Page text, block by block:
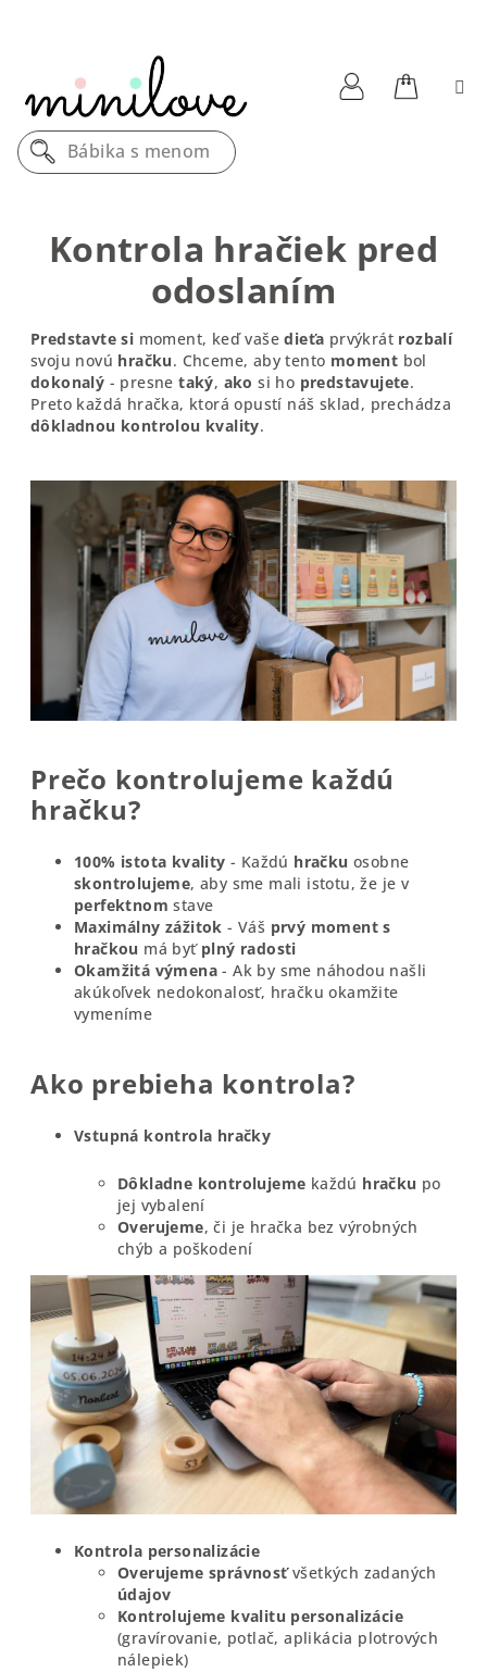
Bábika s menom
Kontrola hračiek pred
odoslaním
Predstavte si moment, keď vašedieťa prvýkrát rozbalí
svoju novú hračku. Chceme, aby tento moment bol
dokonalý - presnetaký, ako si ho predstavujete.
Preto každá hračka, ktorá opustí náš sklad, prechádza
dôkladnou kontrolou kvality.
Prečo kontrolujeme každú
hračku?
100% istota kvality - Každú hračku osobne
skontrolujeme, aby sme mali istotu, že je v
perfektnom stave
Maximálny zážitok - Váš prvý moment s
hračkou má byť plný radosti
Okamžitá výmena - Ak by sme náhodou našli
akúkoľvek nedokonalosť, hračku okamžite
vymeníme
Ako prebieha kontrola?
Vstupná kontrola hračky
Dôkladne kontrolujeme každú hračku po
jej vybalení
Overujeme, či je hračka bez výrobných
chýb a poškodení
Kontrola personalizácie
Overujeme správnosťvšetkých zadaných
údajov
Kontrolujeme kvalitu personalizácie
(gravírovanie, potlač, aplikácia plotrových
nálepiek)